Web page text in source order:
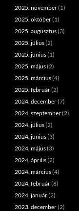
2025. november(1)
2025. október(1)
2025. augusztus(3)
2025. július(2)
2025. június(1)
2025. május(2)
2025. március(4)
2025. február(2)
2024. december(7)
2024. szeptember(2)
2024. július(2)
2024. június(3)
2024. május(3)
2024. április(2)
2024. március(4)
2024. február(6)
2024. január(2)
2023. december(2)